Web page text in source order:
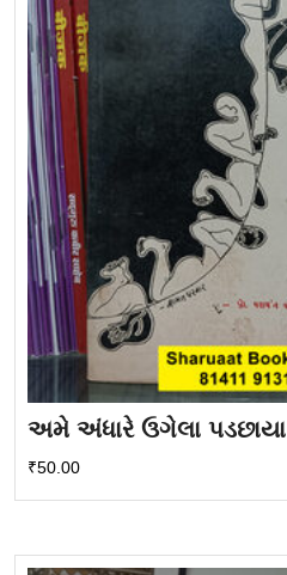
અમે અંધારે ઉગેલા પડછાયા
₹50.00